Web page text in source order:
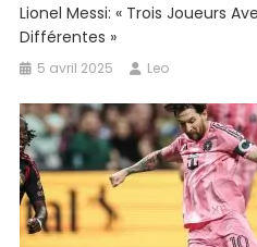
Lionel Messi: « Trois Joueurs
Différentes »
5 avril 2025 Leo